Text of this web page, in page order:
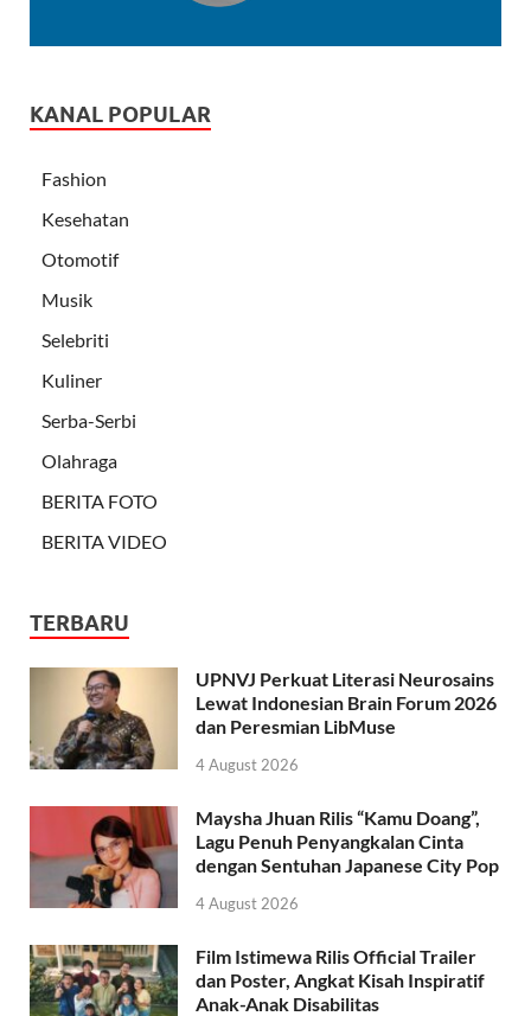
KANAL POPULAR
Fashion
Kesehatan
Otomotif
Musik
Selebriti
Kuliner
Serba-Serbi
Olahraga
BERITA FOTO
BERITA VIDEO
TERBARU
UPNVJ Perkuat Literasi Neurosains
Lewat Indonesian Brain Forum 2026
dan Peresmian LibMuse
4 August 2026
Maysha Jhuan Rilis “Kamu Doang”,
Lagu Penuh Penyangkalan Cinta
dengan Sentuhan Japanese City Pop
4 August 2026
Film Istimewa Rilis Official Trailer
dan Poster, Angkat Kisah Inspiratif
Anak-Anak Disabilitas